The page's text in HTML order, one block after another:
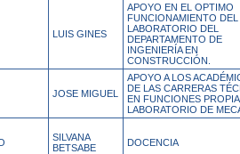
LUIS GINES
APOYO EN EL OPTIMO
FUNCIONAMIENTO DEL
LABORATORIO DEL
DEPARTAMENTO DE
INGENIERÍA EN
CONSTRUCCIÓN.
JOSE MIGUEL
APOYO A LOS
DE LAS CARRERAS
EN FUNCIONES
LABORATORIO DE
SILVANA
BETSABE
DOCENCIA